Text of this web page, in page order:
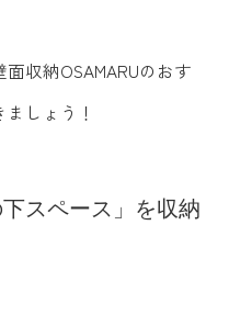
収納OSAMARUのおす
しょう！
スペース」を収納